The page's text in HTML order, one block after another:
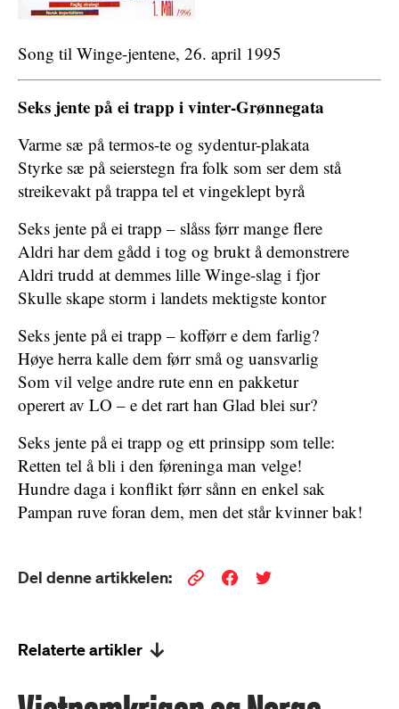
Song til Winge-jentene, 26. april 1995
Seks jente på ei trapp i vinter-Grønnegata
Varme sæ på termos-te og sydentur-plakata
Styrke sæ på seierstegn fra folk som ser dem stå
streikevakt på trappa tel et vingeklept byrå
Seks jente på ei trapp – slåss førr mange flere
Aldri har dem gådd i tog og brukt å demonstrere
Aldri trudd at demmes lille Winge-slag i fjor
Skulle skape storm i landets mektigste kontor
Seks jente på ei trapp – kofførr e dem farlig?
Høye herra kalle dem førr små og uansvarlig
Som vil velge andre rute enn en pakketur
operert av LO – e det rart han Glad blei sur?
Seks jente på ei trapp og ett prinsipp som telle:
Retten tel å bli i den føreninga man velge!
Hundre daga i konflikt førr sånn en enkel sak
Pampan ruve foran dem, men det står kvinner bak!
Del denne artikkelen:
Relaterte artikler